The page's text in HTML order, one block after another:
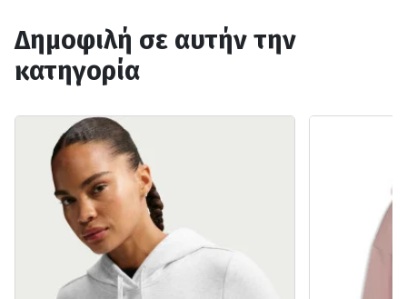
Δημοφιλή σε αυτήν την
κατηγορία